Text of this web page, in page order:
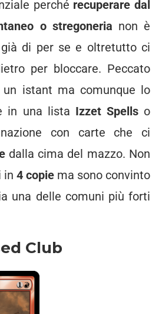
perché recuperare dal
o stregoneria non è
di per se e oltretutto ci
per bloccare. Peccato
istant ma comunque lo
in una lista Izzet Spellso
con carte che ci
dalla cima del mazzo. Non
in 4 copie ma sono convinto
una delle comuni più forti
Club